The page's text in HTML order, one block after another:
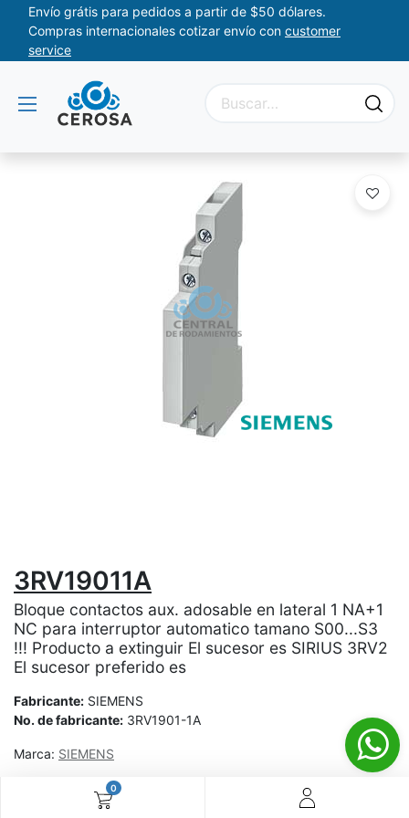
0
Envío grátis para pedidos a partir de $50 dólares.
Compras internacionales cotizar envío con customer
service
3RV19011A
Bloque contactos aux. adosable en lateral 1 NA+1
NC para interruptor automatico tamano S00...S3
!!! Producto a extinguir El sucesor es SIRIUS 3RV2
El sucesor preferido es
Fabricante: SIEMENS
No. de fabricante: 3RV1901-1A
Marca: SIEMENS
¿Aún no tienes cuenta? ¡Regístrate ahora y disfruta de
precios especiales en tus compras! 🚀